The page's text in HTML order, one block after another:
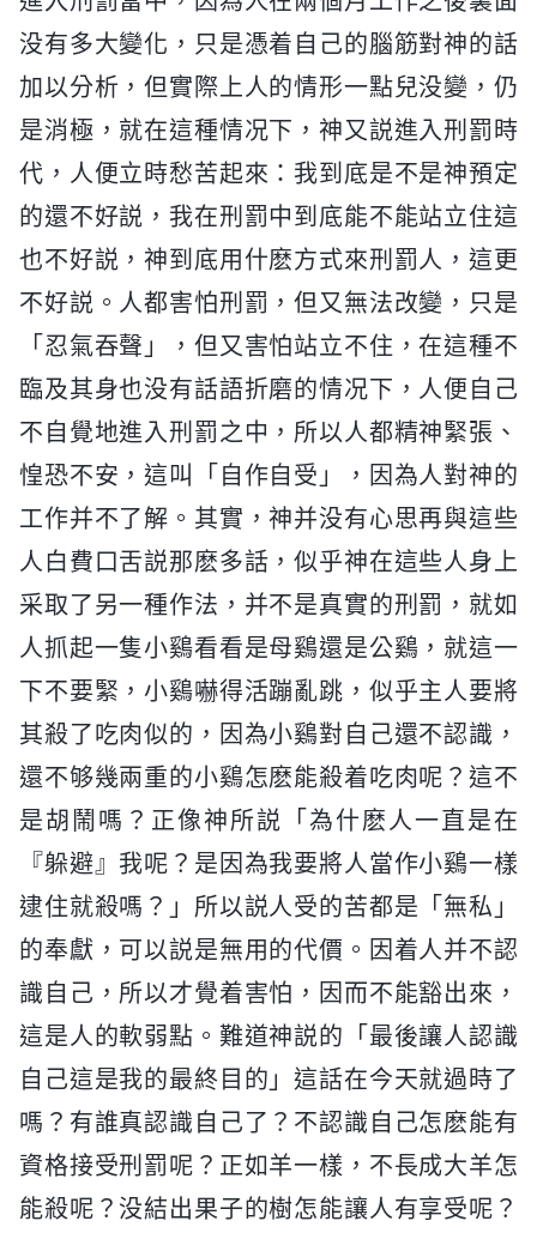
没有多大變化，只是憑着自己的腦筋對神的話
加以分析，但實際上人的情形一點兒没變，仍
是消極，就在這種情况下，神又説進入刑罰時
代，人便立時愁苦起來：我到底是不是神預定
的還不好説，我在刑罰中到底能不能站立住這
也不好説，神到底用什麽方式來刑罰人，這更
不好説。人都害怕刑罰，但又無法改變，只是
「忍氣吞聲」，但又害怕站立不住，在這種不
臨及其身也没有話語折磨的情况下，人便自己
不自覺地進入刑罰之中，所以人都精神緊張、
惶恐不安，這叫「自作自受」，因為人對神的
工作并不了解。其實，神并没有心思再與這些
人白費口舌説那麽多話，似乎神在這些人身上
采取了另一種作法，并不是真實的刑罰，就如
人抓起一隻小鷄看看是母鷄還是公鷄，就這一
下不要緊，小鷄嚇得活蹦亂跳，似乎主人要將
其殺了吃肉似的，因為小鷄對自己還不認識，
還不够幾兩重的小鷄怎麽能殺着吃肉呢？這不
是胡鬧嗎？正像神所説「為什麽人一直是在
『躲避』我呢？是因為我要將人當作小鷄一樣
逮住就殺嗎？」所以説人受的苦都是「無私」
的奉獻，可以説是無用的代價。因着人并不認
識自己，所以才覺着害怕，因而不能豁出來，
這是人的軟弱點。難道神説的「最後讓人認識
自己這是我的最終目的」這話在今天就過時了
嗎？有誰真認識自己了？不認識自己怎麽能有
資格接受刑罰呢？正如羊一樣，不長成大羊怎
能殺呢？没結出果子的樹怎能讓人有享受呢？